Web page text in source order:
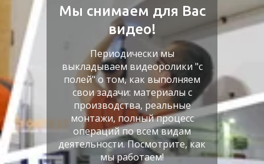
Мы снимаем для Вас
видео!
Периодически мы
выкладываем видеоролики "с
полей" о том, как выполняем
свои задачи: материалы с
производства, реальные
монтажи, полный процесс
операций по всем видам
деятельности. Посмотрите, как
мы работаем!